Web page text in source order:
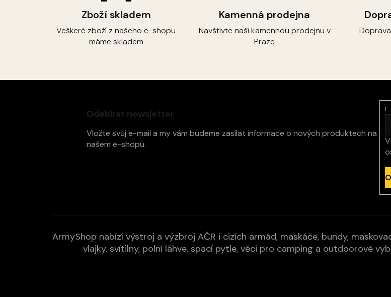
Zboží skladem
Veškeré zboží z našeho e-shopu
máme skladem
Kamenná prodejna
Navštivte naší kamennou prodejnu v
Praze
Odebírat newsletter
Vložte svůj e-mail a my vám budeme zasílat informace o nových produktech na
našem e-shopu.
ArmyShop nabízí výstroj a výzbroj AČR i cizích armád, maskáče, bundy,
vlajky, svítilny, polní láhve, spací pytle, věci pro camping a outdoorové